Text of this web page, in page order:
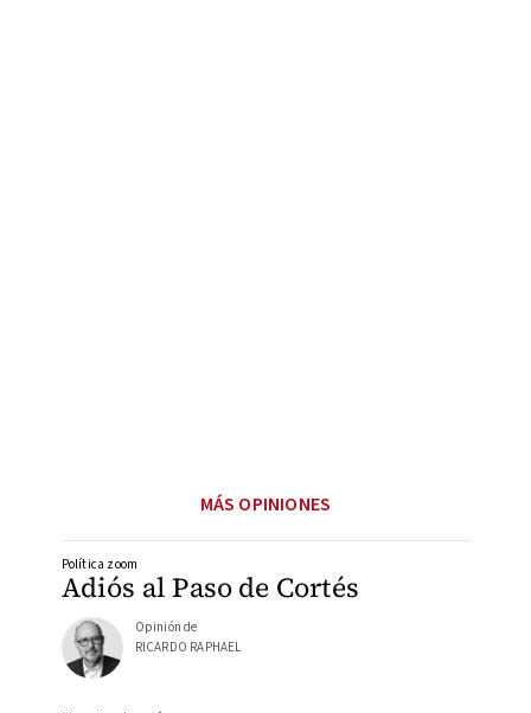
MÁS OPINIONES
Adiós al Paso de Cortés
Política zoom
Opinión de
RICARDO RAPHAEL